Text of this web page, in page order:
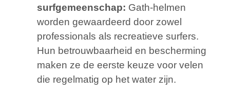
surfgemeenschap: Gath-helmen
worden gewaardeerd door zowel
professionals als recreatieve surfers.
Hun betrouwbaarheid en bescherming
maken ze de eerste keuze voor velen
die regelmatig op het water zijn.